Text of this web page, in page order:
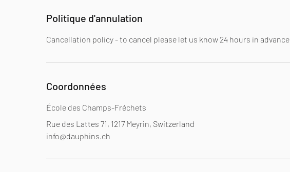
Politique d'annulation
Cancellation policy - to cancel please let us know 24 hours in advance
Coordonnées
École des Champs-Fréchets
Rue des Lattes 71, 1217 Meyrin, Switzerland
info@dauphins.ch